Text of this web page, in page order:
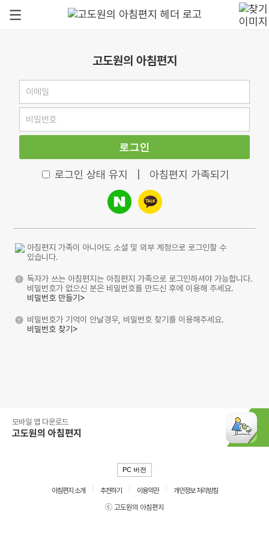
고도원의 아침편지
로그인
로그인 상태 유지 아침편지 가족되기
아침편지 가족이 아니어도 소셜 및 외부 계정으로 로그인할 수
있습니다.
독자가 쓰는 아침편지는 아침편지 가족으로 로그인하셔야 가능합니다.
비밀번호가 없으신 분은 비밀번호를 만드신 후에 이용해 주세요.
비밀번호 만들기>
비밀번호가 기억이 안날경우, 비밀번호 찾기를 이용해주세요.
비밀번호 찾기>
모바일 앱 다운로드
고도원의 아침편지
PC 버전
아침편지 소개 추천하기 이용약관
개인정보 처리방침
ⓒ 고도원의 아침편지